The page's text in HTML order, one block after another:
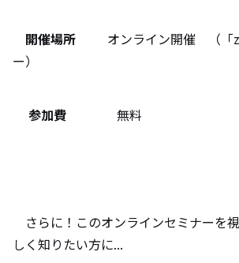
開催場所
オンライン開催 （「
ー）
参加費 無料
さらに！このオンラインセミナーを
しく知りたい方に...